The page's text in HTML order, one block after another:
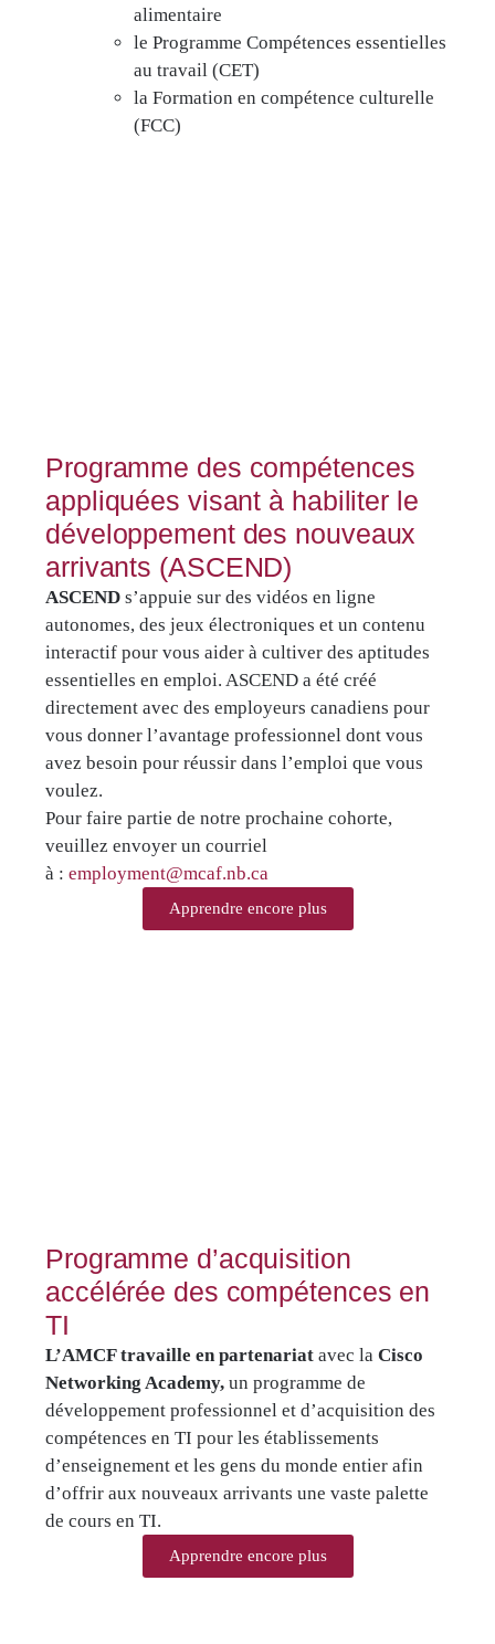
alimentaire
le Programme Compétences essentielles
au travail (CET)
la Formation en compétence culturelle
(FCC)
Programme des compétences
appliquées visant à habiliter le
développement des nouveaux
arrivants (ASCEND)
ASCEND s’appuie sur des vidéos en ligne
autonomes, des jeux électroniques et un contenu
interactif pour vous aider à cultiver des aptitudes
essentielles en emploi. ASCEND a été créé
directement avec des employeurs canadiens pour
vous donner l’avantage professionnel dont vous
avez besoin pour réussir dans l’emploi que vous
voulez.
Pour faire partie de notre prochaine cohorte,
veuillez envoyer un courriel
à : employment@mcaf.nb.ca
Apprendre encore plus
Programme d’acquisition
accélérée des compétences en
TI
L’AMCF travaille en partenariat avec la Cisco
Networking Academy, un programme de
développement professionnel et d’acquisition des
compétences en TI pour les établissements
d’enseignement et les gens du monde entier afin
d’offrir aux nouveaux arrivants une vaste palette
de cours en TI.
Apprendre encore plus